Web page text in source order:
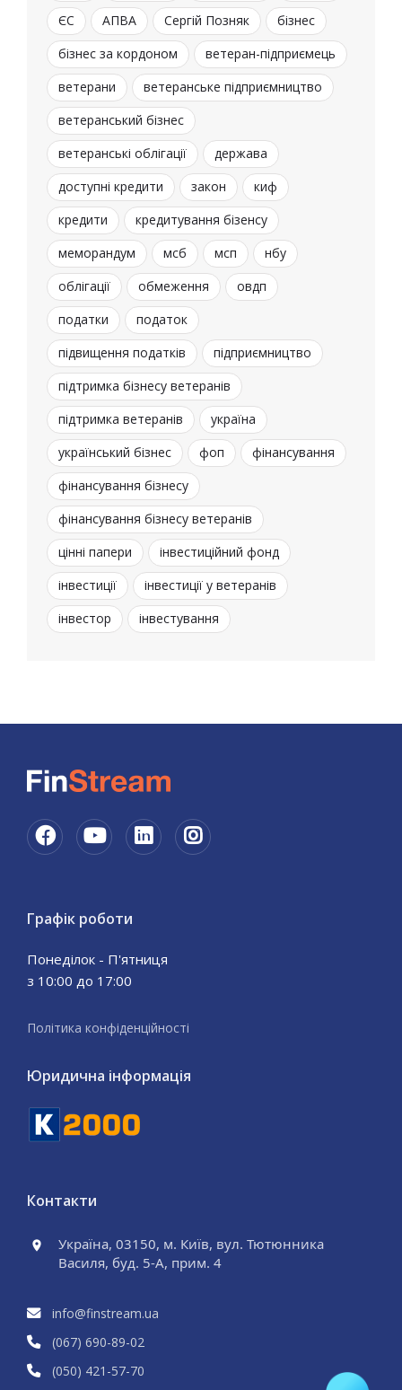
ЄС
АПВА Сергій Позняк
бізнес
бізнес за кордоном
ветеран-підприємець
ветерани
ветеранське підприємництво
ветеранський бізнес
ветеранські облігації
держава
доступні кредити
закон
киф
кредити
кредитування бізенсу
меморандум
мсб мсп
нбу
облігації
обмеження
овдп
податки
податок
підвищення податків
підприємництво
підтримка бізнесу ветеранів
підтримка ветеранів
україна
український бізнес
фоп
фінансування
фінансування бізнесу
фінансування бізнесу ветеранів
цінні папери
інвестиційний фонд
інвестиції
інвестиції у ветеранів
інвестор
інвестування
Графік роботи
Понеділок - П'ятниця
з 10:00 до 17:00
Політика конфіденційності
Юридична інформація
Контакти
Україна, 03150, м. Київ, вул. Тютюнника
Василя, буд. 5-А, прим. 4
info@finstream.ua
(067) 690-89-02
(050) 421 -57-70